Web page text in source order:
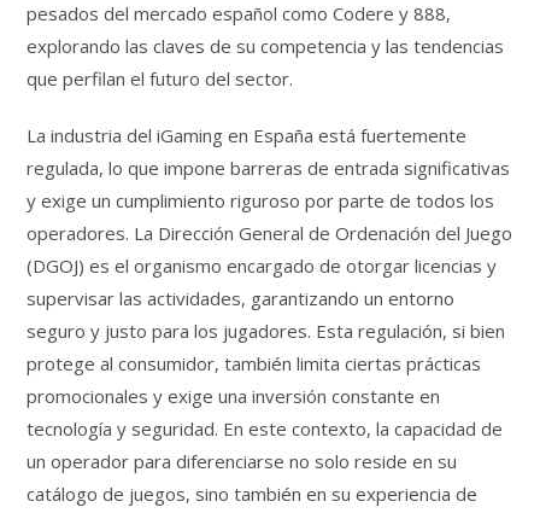
pesados del mercado español como Codere y 888,
explorando las claves de su competencia y las tendencias
que perfilan el futuro del sector.
La industria del iGaming en España está fuertemente
regulada, lo que impone barreras de entrada significativas
y exige un cumplimiento riguroso por parte de todos los
operadores. La Dirección General de Ordenación del Juego
(DGOJ) es el organismo encargado de otorgar licencias y
supervisar las actividades, garantizando un entorno
seguro y justo para los jugadores. Esta regulación, si bien
protege al consumidor, también limita ciertas prácticas
promocionales y exige una inversión constante en
tecnología y seguridad. En este contexto, la capacidad de
un operador para diferenciarse no solo reside en su
catálogo de juegos, sino también en su experiencia de